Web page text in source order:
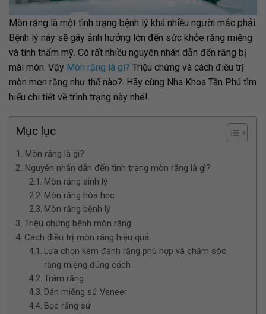
Mòn răng là một tình trạng bệnh lý khá nhiều người mắc phải.
Bệnh lý này sẽ gây ảnh hưởng lớn đến sức khỏe răng miệng
và tính thẩm mỹ. Có rất nhiều nguyên nhân dẫn đến răng bị
mài mòn. Vậy Mòn răng là gì? Triệu chứng và cách điều trị
mòn men răng như thế nào?. Hãy cùng Nha Khoa Tân Phú tìm
hiểu chi tiết về trình trạng này nhé!.
Mục lục
Mòn răng là gì?
Nguyên nhân dẫn đến tình trạng mòn răng là gì?
Mòn răng sinh lý
Mòn răng hóa học
Mòn răng bệnh lý
Triệu chứng bệnh mòn răng
Cách điều trị mòn răng hiệu quả
Lựa chọn kem đánh răng phù hợp và chăm sóc
răng miệng đúng cách
Trám răng
Dán miếng sứ Veneer
Bọc răng sứ